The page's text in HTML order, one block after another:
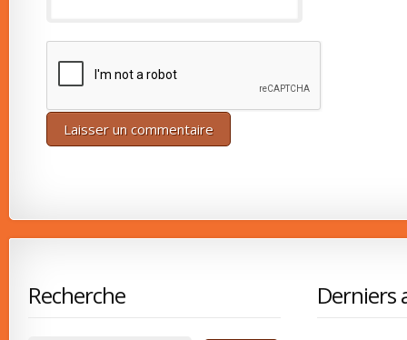
Recherche Derniers